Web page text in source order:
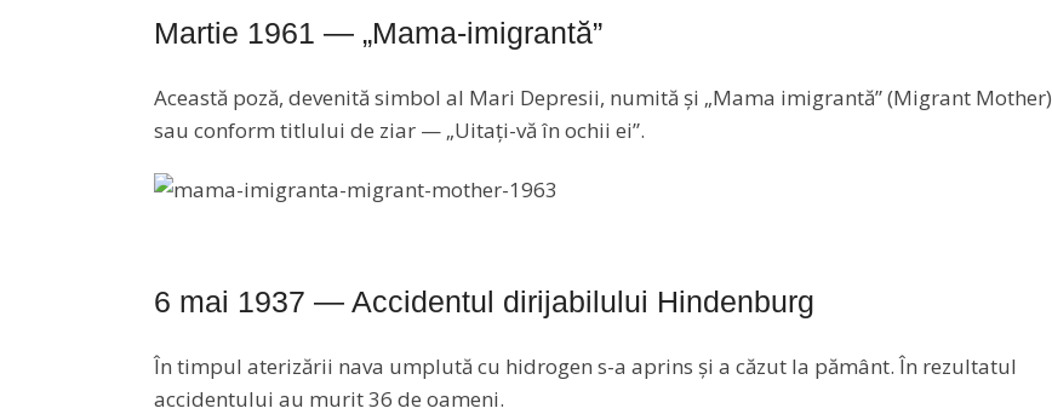
Martie 1961 — „Mama-imigrantă”
Această poză, devenită simbol al Mari Depresii, numită și „Mama imigrantă” (Migrant Mother)
sau conform titlului de ziar — „Uitați-vă în ochii ei”.
6 mai 1937 — Accidentul dirijabilului Hindenburg
În timpul aterizării nava umplută cu hidrogen s-a aprins și a căzut la pământ. În rezultatul
accidentului au murit 36 de oameni.